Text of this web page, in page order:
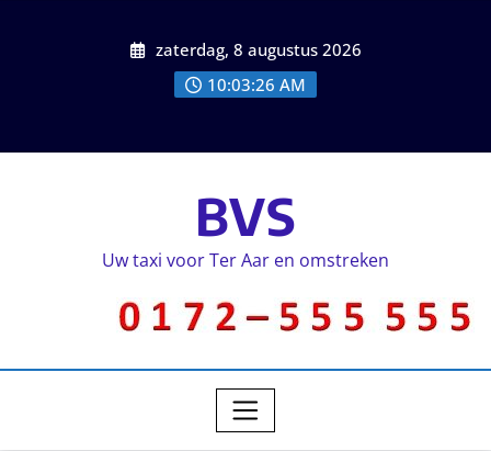
zaterdag, 8 augustus 2026
10:03:28 AM
BVS
Uw taxi voor Ter Aar en omstreken